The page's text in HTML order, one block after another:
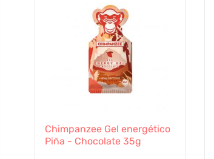
Chimpanzee Gel energético
Piña - Chocolate 35g